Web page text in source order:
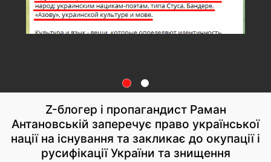
Z-блогер і пропагандист Раман
Антановській заперечує право української
нації на існування та закликає до окупації і
русифікації України та знищення